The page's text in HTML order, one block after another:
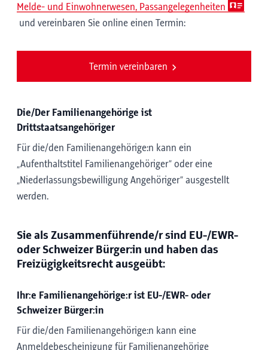
Melde- und Einwohnerwesen, Passangelegenheiten
und vereinbaren Sie online einen Termin:
Termin vereinbaren
Die/Der Familienangehörige ist
Drittstaatsangehöriger
Für die/den Familienangehörige:n kann ein
„Aufenthaltstitel Familienangehöriger“ oder eine
„Niederlassungsbewilligung Angehöriger“ ausgestellt
werden.
Sie als Zusammenführende/r sind EU-/EWR-
oder Schweizer Bürger:in und haben das
Freizügigkeitsrecht ausgeübt:
Ihr:e Familienangehörige:r ist EU-/EWR- oder
Schweizer Bürger:in
Für die/den Familienangehörige:n kann eine
Anmeldebescheinigung für Familienangehörige